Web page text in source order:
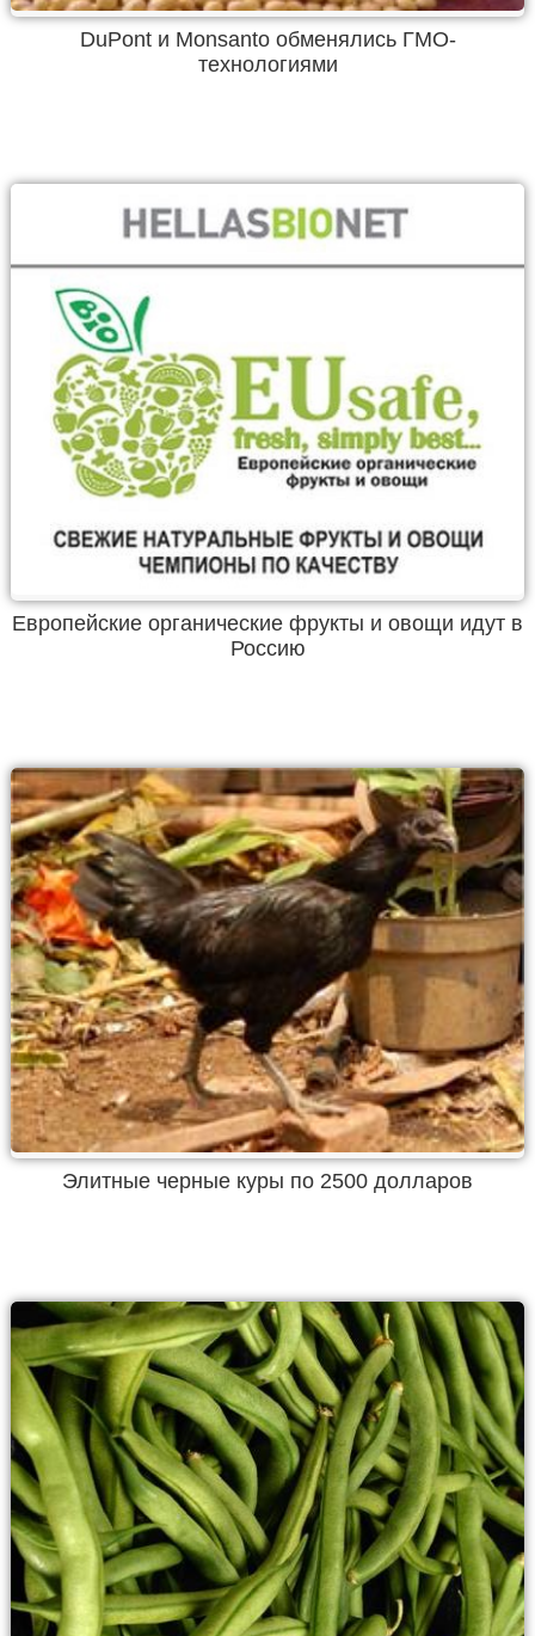
DuPont и Monsanto обменялись ГМО-
технологиями
Европейские органические фрукты и овощи идут в
Россию
Элитные черные куры по 2500 долларов